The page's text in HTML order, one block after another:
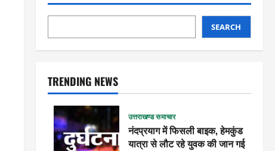
SEARCH
TRENDING NEWS
उत्तराखण्ड समाचार
नंदप्रयाग में फिसली बाइक, हेमकुंड
यात्रा से लौट रहे युवक की जान गई